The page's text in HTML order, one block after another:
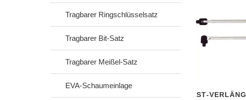
Tragbarer Ringschlüsselsatz
Tragbarer Bit-Satz
Tragbarer Meißel-Satz
EVA-Schaumeinlage